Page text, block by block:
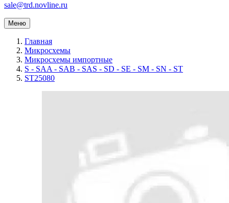
sale@trd.novline.ru
Меню
Главная
Микросхемы
Микросхемы импортные
S - SAA - SAB - SAS - SD - SE - SM - SN - ST
ST25080